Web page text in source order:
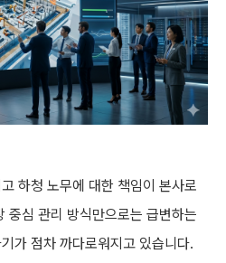
하청 노무에 대한 책임이 본사로
중심 관리 방식만으로는 급변하는
가 점차 까다로워지고 있습니다.